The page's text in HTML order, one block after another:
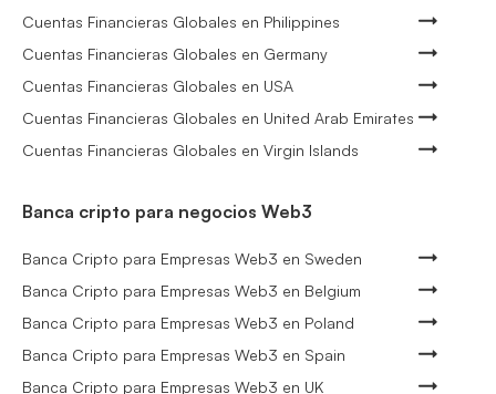
Cuentas Financieras Globales en Philippines
Cuentas Financieras Globales en Germany
Cuentas Financieras Globales en USA
Cuentas Financieras Globales en United Arab Emirates
Cuentas Financieras Globales en Virgin Islands
Banca cripto para negocios Web3
Banca Cripto para Empresas Web3 en Sweden
Banca Cripto para Empresas Web3 en Belgium
Banca Cripto para Empresas Web3 en Poland
Banca Cripto para Empresas Web3 en Spain
Banca Cripto para Empresas Web3 en UK